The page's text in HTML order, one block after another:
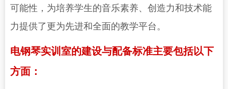
可能性，为培养学生的音乐素养、创造力和技术能
力提供了更为先进和全面的教学平台。
电钢琴实训室的建设与配备标准主要包括以下
方面：